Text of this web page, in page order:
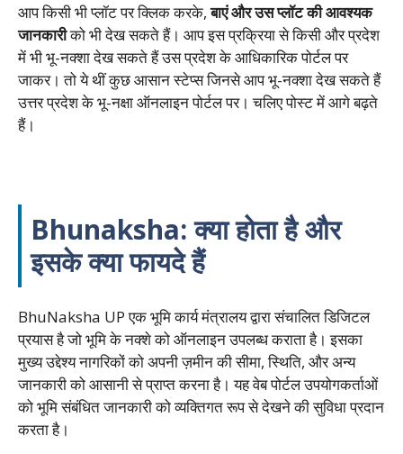
आप किसी भी प्लॉट पर क्लिक करके,बाएं और उस प्लॉट की आवश्यक
जानकारीको भी देख सकते हैं। आप इस प्रक्रिया से किसी और प्रदेश
में भी भू-नक्शा देख सकते हैं उस प्रदेश के आधिकारिक पोर्टल पर
जाकर। तो ये थीं कुछ आसान स्टेप्स जिनसे आप भू-नक्शा देख सकते हैं
उत्तर प्रदेश के भू-नक्षा ऑनलाइन पोर्टल पर। चलिए पोस्ट में आगे बढ़ते
हैं।
Bhunaksha: क्या होता है और
इसके क्या फायदे हैं
BhuNaksha UP एक भूमि कार्य मंत्रालय द्वारा संचालित डिजिटल
प्रयास है जो भूमि के नक्शे को ऑनलाइन उपलब्ध कराता है। इसका
मुख्य उद्देश्य नागरिकों को अपनी ज़मीन की सीमा, स्थिति, और अन्य
जानकारी को आसानी से प्राप्त करना है। यह वेब पोर्टल उपयोगकर्ताओं
को भूमि संबंधित जानकारी को व्यक्तिगत रूप से देखने की सुविधा प्रदान
करता है।